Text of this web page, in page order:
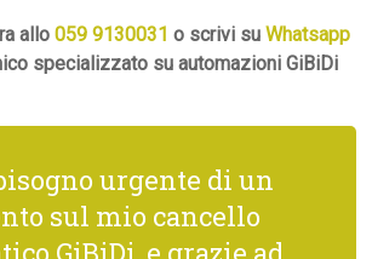
allo059 9130031 o scrivi suWhatsapp
specializzato su automazioni GiBiDi
urgente di un
sul mio cancello